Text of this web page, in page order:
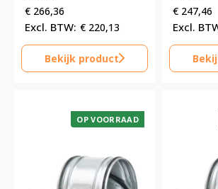
€ 266,36
€ 220,13
Bekijk product
€ 247,46
OP VOORRAAD